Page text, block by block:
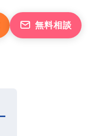
無料相談